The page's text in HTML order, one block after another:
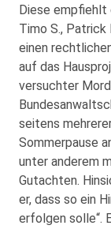
Diese
Timo S., Patrick
einen
auf das
versuchter
seitens
Sommerpause
unter anderem
Gutachten.
er, dass so ein
erfolgen solle“.